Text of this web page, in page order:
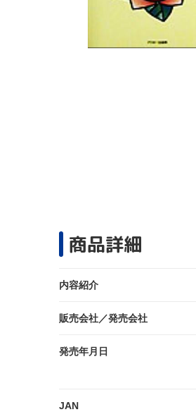
商品詳細
内容紹介
販売会社／発売会社
発売年月日
JAN